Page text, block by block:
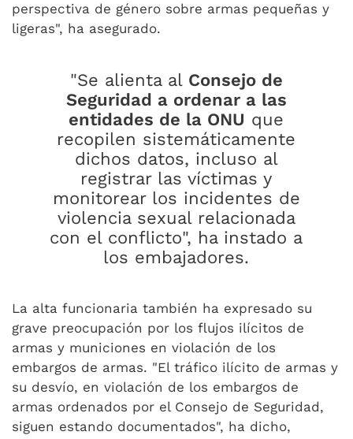
perspectiva de género sobre armas pequeñas y
ligeras", ha asegurado.
"Se alienta al Consejo de
Seguridad a ordenar a las
entidades de la ONU que
recopilen sistemáticamente
dichos datos, incluso al
registrar las víctimas y
monitorear los incidentes de
violencia sexual relacionada
con el conflicto", ha instado a
los embajadores.
La alta funcionaria también ha expresado su
grave preocupación por los flujos ilícitos de
armas y municiones en violación de los
embargos de armas. "El tráfico ilícito de armas y
su desvío, en violación de los embargos de
armas ordenados por el Consejo de Seguridad,
siguen estando documentados", ha dicho,